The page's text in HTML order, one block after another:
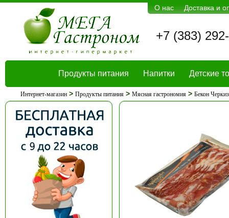
О нас Доставка и
+7 (383)
Продукты питания Напитки Детские
Интернет-магазин> Продукты питания> Мясная гастрономия> Бекон